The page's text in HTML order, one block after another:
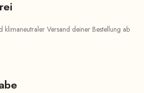
klimaneutraler Versand deiner Bestellung ab